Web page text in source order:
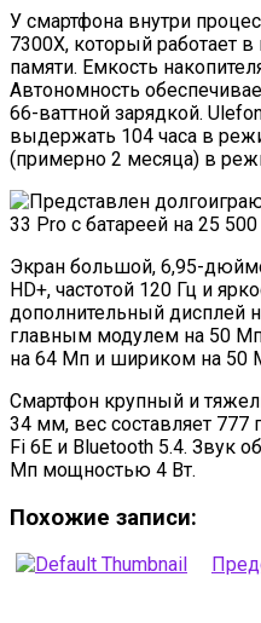
У смартфона внутри
7300X, который работает
памяти. Емкость
Автономность
66-ваттной зарядкой.
выдержать 104 часа в
(примерно 2 месяца) в
Экран большой, 6,95-
HD+, частотой 120 Гц и
дополнительный дисплей
главным модулем на 50
на 64 Мп и шириком на 50
Смартфон крупный и
34 мм, вес составляет 777
Fi 6E и Bluetooth 5.4. Звук
Мп мощностью 4 Вт.
Похожие записи: